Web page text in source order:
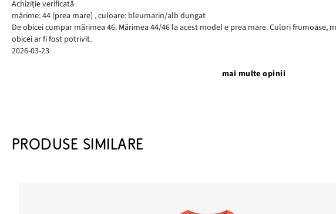
Achiziție verificată
mărime: 44 (prea mare) ,culoare: bleumarin/alb dungat
De obicei cumpar mărimea 46. Mărimea 44/46 la acest model e prea mare. Culori
obicei ar fi fost potrivit.
2026-03-23
mai multe opinii
PRODUSE SIMILARE